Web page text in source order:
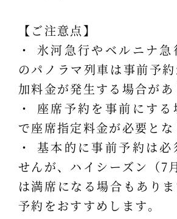
【ご注意点】
・ 氷河急行やベルニナ
のパノラマ列車は事前予
加料金が発生する場合があ
・ 座席予約を事前にす
で座席指定料金が必要とな
・ 基本的に事前予約は必
せんが、ハイシーズン（7
は満席になる場合もあり
予約をおすすめします。